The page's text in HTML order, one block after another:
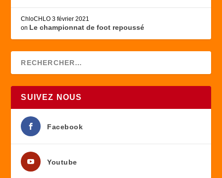
ChloCHLO 3 février 2021
on Le championnat de foot repoussé
SUIVEZ NOUS
Facebook
Youtube